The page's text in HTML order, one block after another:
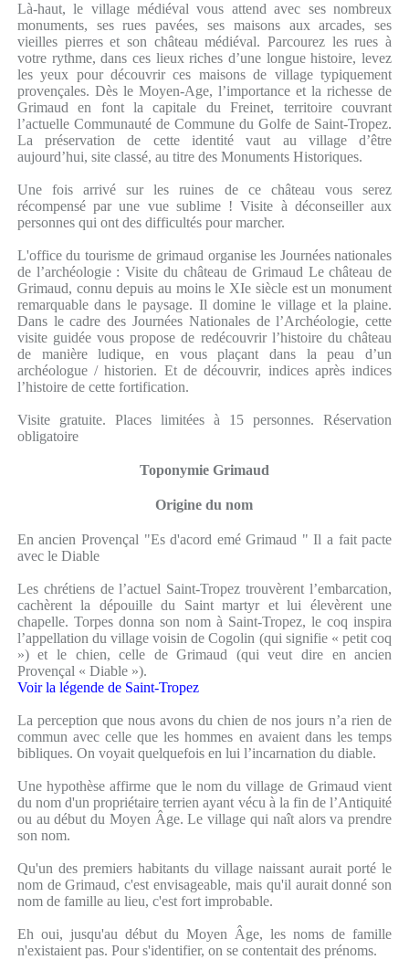
Là-haut, le village médiéval vous attend avec ses nombreux
monuments, ses rues pavées, ses maisons aux arcades, ses
vieilles pierres et son château médiéval. Parcourez les rues à
votre rythme, dans ces lieux riches d’une longue histoire, levez
les yeux pour découvrir ces maisons de village typiquement
provençales. Dès le Moyen-Age, l’importance et la richesse de
Grimaud en font la capitale du Freinet, territoire couvrant
l’actuelle Communauté de Commune du Golfe de Saint-Tropez.
La préservation de cette identité vaut au village d’être
aujourd’hui, site classé, au titre des Monuments Historiques.
Une fois arrivé sur les ruines de ce château vous serez
récompensé par une vue sublime ! Visite à déconseiller aux
personnes qui ont des difficultés pour marcher.
L'office du tourisme de grimaud organise les Journées nationales
de l’archéologie : Visite du château de Grimaud Le château de
Grimaud, connu depuis au moins le XIe siècle est un monument
remarquable dans le paysage. Il domine le village et la plaine.
Dans le cadre des Journées Nationales de l’Archéologie, cette
visite guidée vous propose de redécouvrir l’histoire du château
de manière ludique, en vous plaçant dans la peau d’un
archéologue / historien. Et de découvrir, indices après indices
l’histoire de cette fortification.
Visite gratuite. Places limitées à 15 personnes. Réservation
obligatoire
Toponymie Grimaud
Origine du nom
En ancien Provençal "Es d'acord emé Grimaud " Il a fait pacte
avec le Diable
Les chrétiens de l’actuel Saint-Tropez trouvèrent l’embarcation,
cachèrent la dépouille du Saint martyr et lui élevèrent une
chapelle. Torpes donna son nom à Saint-Tropez, le coq inspira
l’appellation du village voisin de Cogolin (qui signifie « petit coq
») et le chien, celle de Grimaud (qui veut dire en ancien
Provençal « Diable »).
Voir la légende de Saint-Tropez
La perception que nous avons du chien de nos jours n’a rien de
commun avec celle que les hommes en avaient dans les temps
bibliques. On voyait quelquefois en lui l’incarnation du diable.
Une hypothèse affirme que le nom du village de Grimaud vient
du nom d'un propriétaire terrien ayant vécu à la fin de l’Antiquité
ou au début du Moyen Âge. Le village qui naît alors va prendre
son nom.
Qu'un des premiers habitants du village naissant aurait porté le
nom de Grimaud, c'est envisageable, mais qu'il aurait donné son
nom de famille au lieu, c'est fort improbable.
Eh oui, jusqu'au début du Moyen Âge, les noms de famille
n'existaient pas. Pour s'identifier, on se contentait des prénoms.